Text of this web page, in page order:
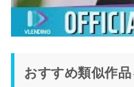
おすすめ類似作